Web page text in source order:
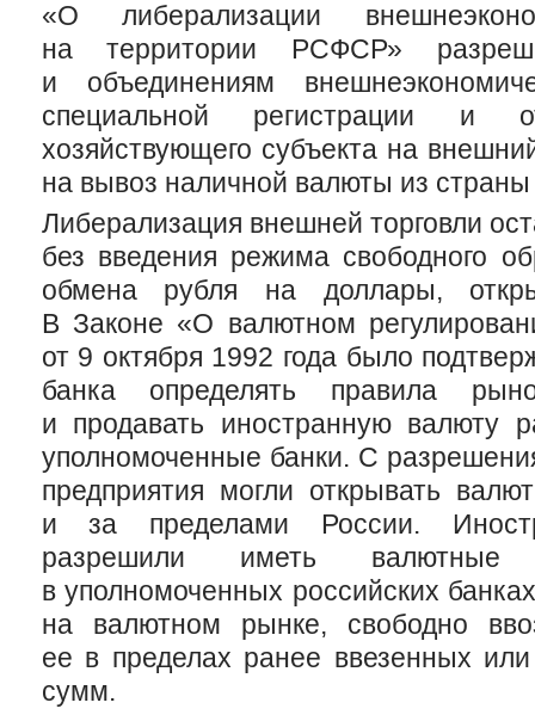
«О либерализации
на территории РСФСР»
и объединениям
специальной регистрации и
хозяйствующего субъекта на
на вывоз наличной валюты из
Либерализация внешней торговли
без введения режима свободного
обмена рубля на доллары,
В Законе «О валютном
от 9 октября 1992 года было
банка определять правила
и продавать иностранную валюту
уполномоченные банки. С
предприятия могли открывать
и за пределами России.
разрешили иметь
в уполномоченных российских
на валютном рынке, свободно
ее в пределах ранее ввезенных
сумм.